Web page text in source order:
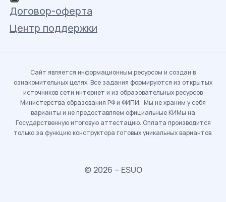
Договор-оферта
Центр поддержки
Сайт является информационным ресурсом и создан в
ознакомительных целях. Все задания формируются из открытых
источников сети интернет и из образовательных ресурсов
Министерства образования РФ и ФИПИ. Мы не храним у себя
варианты и не предоставляем официальные КИМы на
Государственную итоговую аттестацию. Оплата производится
только за функцию конструктора готовых уникальных вариантов.
© 2026 – ESUO